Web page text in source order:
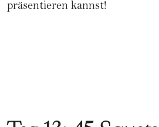
präsentieren kannst!